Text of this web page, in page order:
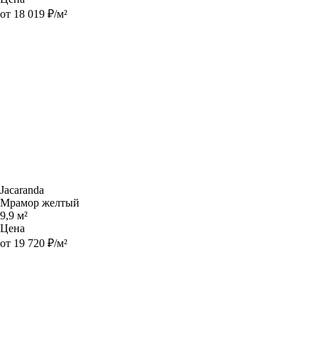
от 18 019 ₽/м²
Jacaranda
Мрамор желтый
9,9 м²
Цена
от 19 720 ₽/м²